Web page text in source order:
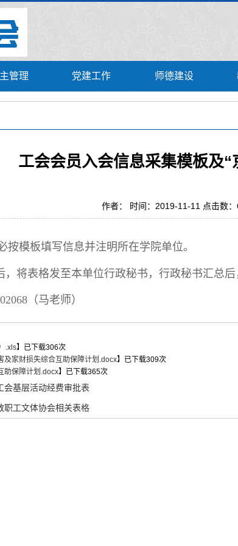
管理 党建工作 师德建设
工会会员入会信息采集模板及“
作者： 时间：2019-11-11 点击数：
按模板填写信息并注明所在学院单位。
，将表格发至本单位行政秘书，行政秘书汇总后
（马老师）
.xls】已下载306次
及家财损失综合互助保障计划.docx】已下载309次
助保障计划.docx】已下载365次
会基层活动经费审批表
职工文体协会相关表格